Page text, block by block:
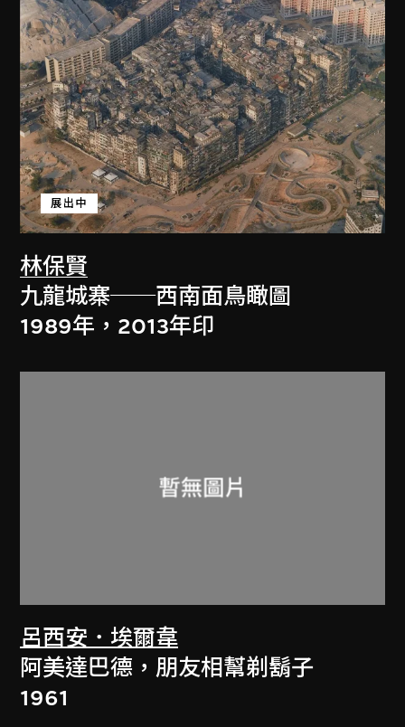
林保賢
展出中
九龍城寨──西南面鳥瞰圖
1989年，2013年印
呂西安．埃爾韋
阿美達巴德，朋友相幫剃鬍子
1961